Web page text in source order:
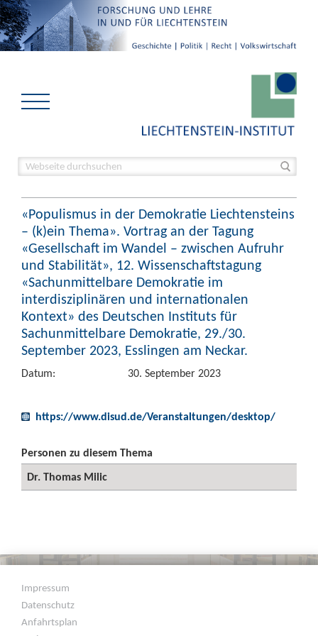
«Populismus in der Demokratie Liechtensteins
– (k)ein Thema». Vortrag an der Tagung
«Gesellschaft im Wandel – zwischen Aufruhr
und Stabilität», 12. Wissenschaftstagung
«Sachunmittelbare Demokratie im
interdisziplinären und internationalen
Kontext» des Deutschen Instituts für
Sachunmittelbare Demokratie, 29./30.
September 2023, Esslingen am Neckar.
Datum: 30. September 2023
https://www.disud.de/Veranstaltungen/desktop/
Personen zu diesem Thema
Dr. Thomas Milic
Impressum
Datenschutz
Anfahrtsplan